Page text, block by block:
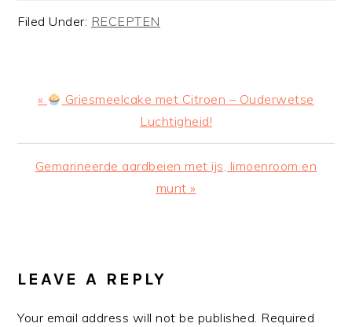
Filed Under: RECEPTEN
Previous
«
Griesmeelcake met Citroen – Ouderwetse
Luchtigheid!
Next
Gemarineerde aardbeien met ijs, limoenroom en
munt »
INTERACTIONS
LEAVE A REPLY
Your email address will not be published. Required